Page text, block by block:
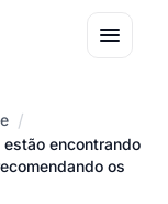
/
encontrando
os